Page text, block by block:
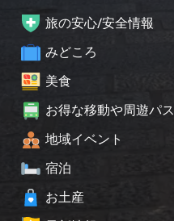
旅の安心/安全情報
みどころ
美食
お得な移動や周遊パス
地域イベント
宿泊
お土産